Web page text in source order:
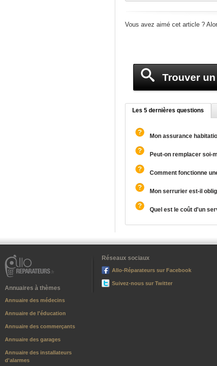
Vous avez aimé cet article ?
Trouver
Les 5 dernières questions
Mon assurance
Peut-on remplacer soi-
Comment fonctionne
Mon serrurier est-il
Quel est le coût d'un
Annuaires à thèmes
Annuaire des médecins
Annuaire de l'éducation
Annuaire des commerçants
Annuaire des garages
Annuaire des installateurs
d'alarmes
Réseaux sociaux
Allo-Réparateurs sur Facebook
Suivez-nous sur Twitter